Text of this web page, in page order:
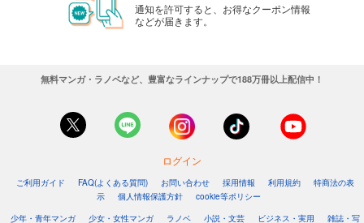
通知を許可すると、お得なクーポン情報
などが届きます。
無料マンガ・ラノベなど、豊富なラインナップで188万冊以上配信中！
ログイン
ご利用ガイド FAQ(よくある質問) お問い合わせ 採用情報 利用規約
特商法の表
示
個人情報保護方針
cookie等ポリシー
少年・青年マンガ
少女・女性マンガ ラノベ 小説・文芸 ビジネス・実用 雑誌・写